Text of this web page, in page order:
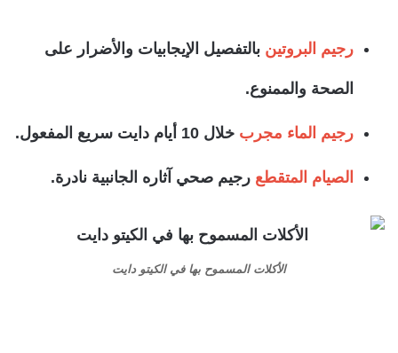
رجيم البروتين بالتفصيل الإيجابيات والأضرار على
الصحة والممنوع.
رجيم الماء مجرب خلال 10 أيام دايت سريع المفعول.
الصيام المتقطع رجيم صحي آثاره الجانبية نادرة.
الأكلات المسموح بها في الكيتو دايت